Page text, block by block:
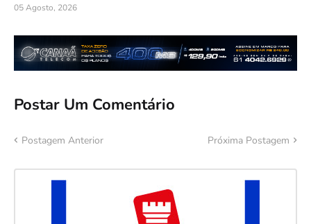
05 Agosto, 2026
Postar Um Comentário
Postagem Anterior Próxima Postagem